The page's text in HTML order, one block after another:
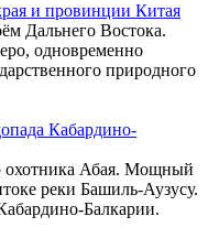
и провинции Китая
Дальнего Востока.
одновременно
природного
Кабардино-
охотника Абая. Мощный
реки Башиль-Аузусу.
Балкарии.